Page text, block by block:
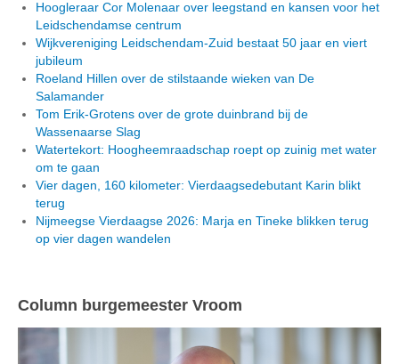
Hoogleraar Cor Molenaar over leegstand en kansen voor het
Leidschendamse centrum
Wijkvereniging Leidschendam-Zuid bestaat 50 jaar en viert
jubileum
Roeland Hillen over de stilstaande wieken van De
Salamander
Tom Erik-Grotens over de grote duinbrand bij de
Wassenaarse Slag
Watertekort: Hoogheemraadschap roept op zuinig met water
om te gaan
Vier dagen, 160 kilometer: Vierdaagsedebutant Karin blikt
terug
Nijmeegse Vierdaagse 2026: Marja en Tineke blikken terug
op vier dagen wandelen
Column burgemeester Vroom